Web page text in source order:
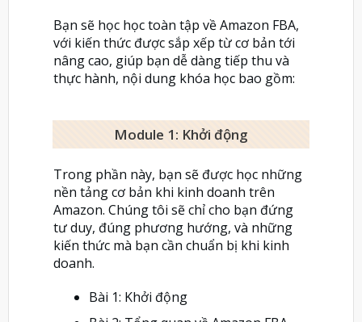
Bạn sẽ học học toàn tập về Amazon FBA,
với kiến thức được sắp xếp từ cơ bản tới
nâng cao, giúp bạn dễ dàng tiếp thu và
thực hành, nội dung khóa học bao gồm:
Module 1: Khởi động
Trong phần này, bạn sẽ được học những
nền tảng cơ bản khi kinh doanh trên
Amazon. Chúng tôi sẽ chỉ cho bạn đứng
tư duy, đúng phương hướng, và những
kiến thức mà bạn cần chuẩn bị khi kinh
doanh.
Bài 1: Khởi động